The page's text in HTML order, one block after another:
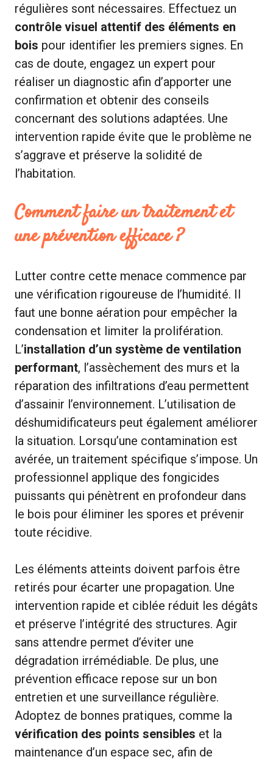
régulières sont nécessaires. Effectuez un
contrôle visuel attentif des éléments en
bois pour identifier les premiers signes. En
cas de doute, engagez un expert pour
réaliser un diagnostic afin d’apporter une
confirmation et obtenir des conseils
concernant des solutions adaptées. Une
intervention rapide évite que le problème ne
s’aggrave et préserve la solidité de
l’habitation.
Comment faire un traitement et
une prévention efficace ?
Lutter contre cette menace commence par
une vérification rigoureuse de l’humidité. Il
faut une bonne aération pour empêcher la
condensation et limiter la prolifération.
L’installation d’un système de ventilation
performant, l’assèchement des murs et la
réparation des infiltrations d’eau permettent
d’assainir l’environnement. L’utilisation de
déshumidificateurs peut également améliorer
la situation. Lorsqu’une contamination est
avérée, un traitement spécifique s’impose. Un
professionnel applique des fongicides
puissants qui pénètrent en profondeur dans
le bois pour éliminer les spores et prévenir
toute récidive.
Les éléments atteints doivent parfois être
retirés pour écarter une propagation. Une
intervention rapide et ciblée réduit les dégâts
et préserve l’intégrité des structures. Agir
sans attendre permet d’éviter une
dégradation irrémédiable. De plus, une
prévention efficace repose sur un bon
entretien et une surveillance régulière.
Adoptez de bonnes pratiques, comme la
vérification des points sensibles et la
maintenance d’un espace sec, afin de